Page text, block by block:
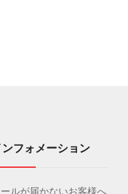
ンフォメーション
ールが届かないお客様へ